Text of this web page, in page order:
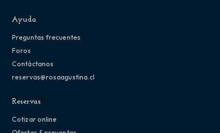
Ayuda
Preguntas frecuentes
Foros
Contáctanos
reservas@rosaagustina.cl
Reservas
Cotizar online